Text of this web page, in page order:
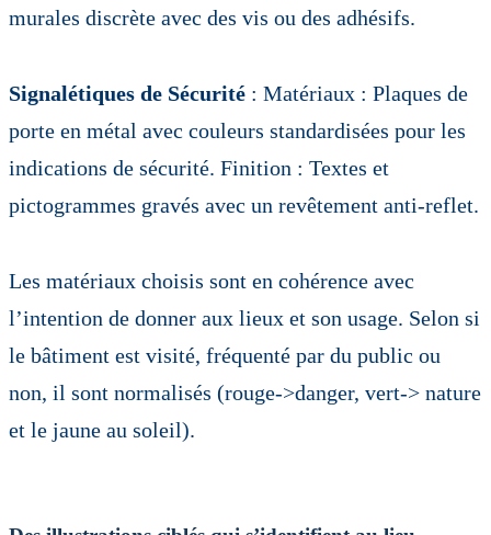
murales discrète avec des vis ou des adhésifs.
Signalétiques de Sécurité : Matériaux : Plaques de
porte en métal avec couleurs standardisées pour les
indications de sécurité. Finition : Textes et
pictogrammes gravés avec un revêtement anti-reflet.
Les matériaux choisis sont en cohérence avec
l’intention de donner aux lieux et son usage. Selon si
le bâtiment est visité, fréquenté par du public ou
non, il sont normalisés (rouge->danger, vert-> nature
et le jaune au soleil).